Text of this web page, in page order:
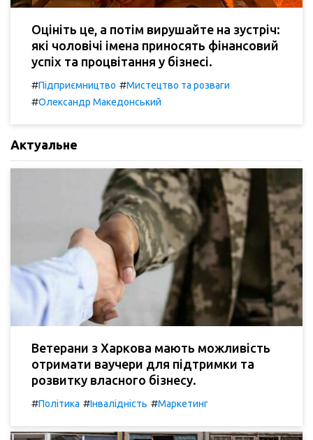
Оцініть це, а потім вирушайте на зустріч:
які чоловічі імена приносять фінансовий
успіх та процвітання у бізнесі.
#Підприємництво #Мистецтво та розваги
#Олександр Македонський
Актуальне
Ветерани з Харкова мають можливість
отримати ваучери для підтримки та
розвитку власного бізнесу.
#Політика #Інвалідність #Маркетинг